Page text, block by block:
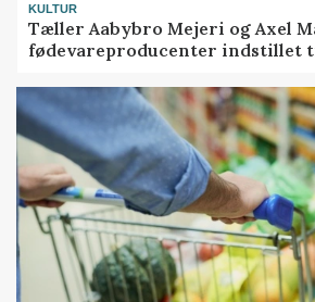
KULTUR
Tæller Aabybro Mejeri og Axel
fødevareproducenter indstillet